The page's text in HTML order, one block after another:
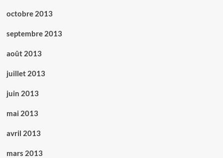
octobre 2013
septembre 2013
août 2013
juillet 2013
juin 2013
mai 2013
avril 2013
mars 2013